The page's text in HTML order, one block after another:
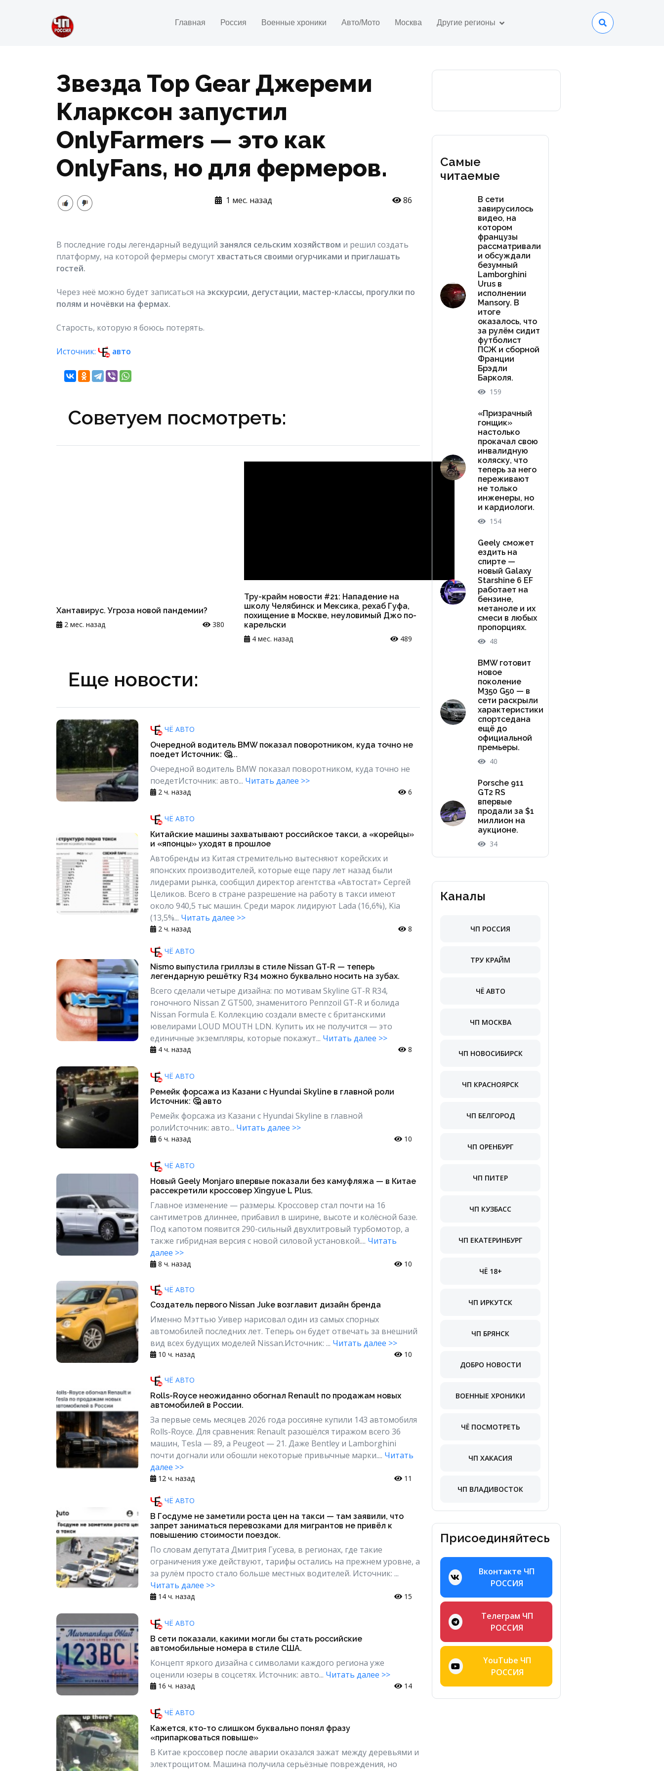
Главная Россия Военные хроники Авто/Мото Москва Другие регионы
Звезда Top Gear Джереми
Кларксон запустил
OnlyFarmers — это как
OnlyFans, но для фермеров.
1 мес. назад 86
В последние годы легендарный ведущий занялся сельским хозяйством и решил создать
платформу, на которой фермеры смогут хвастаться своими огурчиками и приглашать
гостей.
Через неё можно будет записаться на экскурсии, дегустации, мастер-классы, прогулки по
полям и ночёвки на фермах.
Старость, которую я боюсь потерять.
Источник: авто
Советуем посмотреть:
Хантавирус. Угроза новой пандемии?
2 мес. назад
380
Тру-крайм новости #21: Нападение на
школу Челябинск и Мексика, рехаб Гуфа,
похищение в Москве, неуловимый Джо по-
карельски
4 мес. назад
489
Еще новости:
ЧЁ АВТО
Очередной водитель BMW показал поворотником, куда точно не
поедет Источник: 🤔...
Очередной водитель BMW показал поворотником, куда точно не
поедетИсточник: авто... Читать далее >>
2 ч. назад 6
ЧЁ АВТО
Китайские машины захватывают российское такси, а «корейцы»
и «японцы» уходят в прошлое
Автобренды из Китая стремительно вытесняют корейских и
японских производителей, которые еще пару лет назад были
лидерами рынка, сообщил директор агентства «Автостат» Сергей
Целиков. Всего в стране разрешение на работу в такси имеют
около 940,5 тыс машин. Среди марок лидируют Lada (16,6%), Kia
(13,5%... Читать далее >>
2 ч. назад 8
ЧЁ АВТО
Nismo выпустила гриллзы в стиле Nissan GT-R — теперь
легендарную решётку R34 можно буквально носить на зубах.
Всего сделали четыре дизайна: по мотивам Skyline GT-R R34,
гоночного Nissan Z GT500, знаменитого Pennzoil GT-R и болида
Nissan Formula E. Коллекцию создали вместе с британскими
ювелирами LOUD MOUTH LDN. Купить их не получится — это
единичные экземпляры, которые покажут... Читать далее >>
4 ч. назад 8
ЧЁ АВТО
Ремейк форсажа из Казани с Hyundai Skyline в главной роли
Источник: 🤔 авто
Ремейк форсажа из Казани с Hyundai Skyline в главной
ролиИсточник: авто... Читать далее >>
6 ч. назад 10
ЧЁ АВТО
Новый Geely Monjaro впервые показали без камуфляжа — в Китае
рассекретили кроссовер Xingyue L Plus.
Главное изменение — размеры. Кроссовер стал почти на 16
сантиметров длиннее, прибавил в ширине, высоте и колёсной базе.
Под капотом появится 290-сильный двухлитровый турбомотор, а
также гибридная версия с новой силовой установкой.... Читать
далее >>
8 ч. назад 10
ЧЁ АВТО
Создатель первого Nissan Juke возглавит дизайн бренда
Именно Мэттью Уивер нарисовал один из самых спорных
автомобилей последних лет. Теперь он будет отвечать за внешний
вид всех будущих моделей Nissan.Источник: ... Читать далее >>
10 ч. назад 10
ЧЁ АВТО
Rolls-Royce неожиданно обогнал Renault по продажам новых
автомобилей в России.
За первые семь месяцев 2026 года россияне купили 143 автомобиля
Rolls-Royce. Для сравнения: Renault разошёлся тиражом всего 36
машин, Tesla — 89, а Peugeot — 21. Даже Bentley и Lamborghini
почти догнали или обошли некоторые привычные марки.... Читать
далее >>
12 ч. назад 11
ЧЁ АВТО
В Госдуме не заметили роста цен на такси — там заявили, что
запрет заниматься перевозками для мигрантов не привёл к
повышению стоимости поездок.
По словам депутата Дмитрия Гусева, в регионах, где такие
ограничения уже действуют, тарифы остались на прежнем уровне, а
за рулём просто стало больше местных водителей. Источник: ...
Читать далее >>
14 ч. назад 15
ЧЁ АВТО
В сети показали, какими могли бы стать российские
автомобильные номера в стиле США.
Концепт яркого дизайна с символами каждого региона уже
оценили юзеры в соцсетях. Источник: авто... Читать далее >>
16 ч. назад 14
ЧЁ АВТО
Кажется, кто-то слишком буквально понял фразу
«припарковаться повыше»
В Китае кроссовер после аварии оказался зажат между деревьями и
электрощитом. Машина получила серьёзные повреждения, но
Самые
читаемые
В сети
завирусилось
видео, на
котором
французы
рассматривали
и обсуждали
безумный
Lamborghini
Urus в
исполнении
Mansory. В
итоге
оказалось, что
за рулём сидит
футболист
ПСЖ и сборной
Франции
Брэдли
Барколя.
159
«Призрачный
гонщик»
настолько
прокачал свою
инвалидную
коляску, что
теперь за него
переживают
не только
инженеры, но
и кардиологи.
154
Geely сможет
ездить на
спирте —
новый Galaxy
Starshine 6 EF
работает на
бензине,
метаноле и их
смеси в любых
пропорциях.
48
BMW готовит
новое
поколение
M350 G50 — в
сети раскрыли
характеристики
спортседана
ещё до
официальной
премьеры.
40
Porsche 911
GT2 RS
впервые
продали за $1
миллион на
аукционе.
34
Каналы
ЧП РОССИЯ
ТРУ КРАЙМ
ЧЁ АВТО
ЧП МОСКВА
ЧП НОВОСИБИРСК
ЧП КРАСНОЯРСК
ЧП БЕЛГОРОД
ЧП ОРЕНБУРГ
ЧП ПИТЕР
ЧП КУЗБАСС
ЧП ЕКАТЕРИНБУРГ
ЧЁ 18+
ЧП ИРКУТСК
ЧП БРЯНСК
ДОБРО НОВОСТИ
ВОЕННЫЕ ХРОНИКИ
ЧЁ ПОСМОТРЕТЬ
ЧП ХАКАСИЯ
ЧП ВЛАДИВОСТОК
Присоединяйтесь
Вконтакте ЧП
РОССИЯ
Телеграм ЧП
РОССИЯ
YouTube ЧП
РОССИЯ